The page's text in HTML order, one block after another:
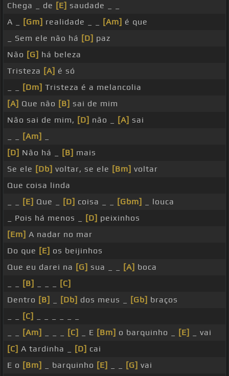
Chega _ de [E] saudade _ _
A _
[Gm] realidade _ _ [Am] é que
_ Sem ele não há [D] paz
Não [G] há beleza
Tristeza [A] é só
[Dm] Tristeza é a melancolia
[A] Que não [B] sai de mim
Não sai de mim, [D] não _ [A] sai
[Am]
[D] Não há _ [B] mais
Se ele [Db] voltar, se ele [Bm] voltar
Que coisa linda
[E] Que _ [D] coisa _ _ [Gbm]
_ louca
_ Pois há menos _
[D] peixinhos
[Em] A nadar no mar
Do que [E] os beijinhos
Que eu darei na [G] sua _ _ [A] boca
[B]
[C]
Dentro [B] [Db] dos meus _ [Gb] braços
[C]
[Am] [C] _ E [Bm] o barquinho _ [E]
_ vai
[C] A tardinha _ [D] cai
E o [Bm] _ barquinho [E] [G] vai